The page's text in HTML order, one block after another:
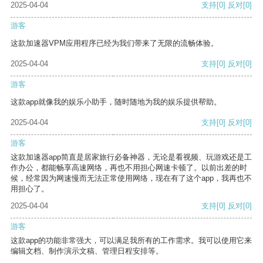
2025-04-04 支持[0] 反对[0]
游客
这款加速器VPM应用程序已经为我们带来了无限的流畅体验。
2025-04-04 支持[0] 反对[0]
游客
这款app就像我的娱乐小助手，随时随地为我的娱乐提供帮助。
2025-04-04 支持[0] 反对[0]
游客
这款加速器app简直是居家旅行必备神器，无论是看视频、玩游戏还是工
作办公，都能畅享高速网络，再也不用担心网速卡顿了。以前出差的时
候，经常因为网速慢而无法正常使用网络，现在有了这个app，我再也不
用担心了。
2025-04-04
支持[0] 反对[0]
游客
这款app的功能非常强大，可以满足我所有的工作需求。我可以使用它来
编辑文档、制作演示文稿、管理日程安排等。